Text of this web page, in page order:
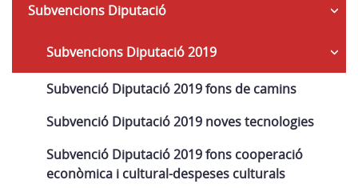
Subvencions Diputació
Subvencions Diputació 2019
Subvenció Diputació 2019 fons de camins
Subvenció Diputació 2019 noves tecnologies
Subvenció Diputació 2019 fons cooperació
econòmica i cultural-despeses culturals